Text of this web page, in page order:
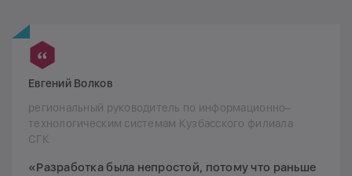
Евгений Волков
региональный руководитель по информационно–
технологическим системам Кузбасского филиала
СГК
«Разработка была непростой, потому что раньше